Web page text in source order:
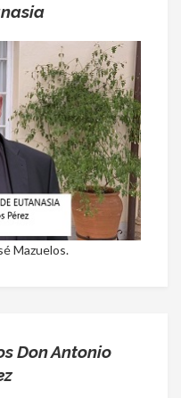
Mazuelos.
Don Antonio